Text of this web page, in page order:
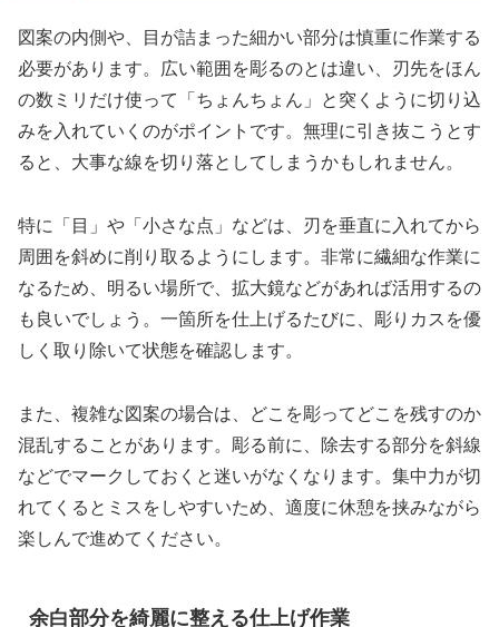
図案の内側や、目が詰まった細かい部分は慎重に作業する
必要があります。広い範囲を彫るのとは違い、刃先をほん
の数ミリだけ使って「ちょんちょん」と突くように切り込
みを入れていくのがポイントです。無理に引き抜こうとす
ると、大事な線を切り落としてしまうかもしれません。
特に「目」や「小さな点」などは、刃を垂直に入れてから
周囲を斜めに削り取るようにします。非常に繊細な作業に
なるため、明るい場所で、拡大鏡などがあれば活用するの
も良いでしょう。一箇所を仕上げるたびに、彫りカスを優
しく取り除いて状態を確認します。
また、複雑な図案の場合は、どこを彫ってどこを残すのか
混乱することがあります。彫る前に、除去する部分を斜線
などでマークしておくと迷いがなくなります。集中力が切
れてくるとミスをしやすいため、適度に休憩を挟みながら
楽しんで進めてください。
余白部分を綺麗に整える仕上げ作業